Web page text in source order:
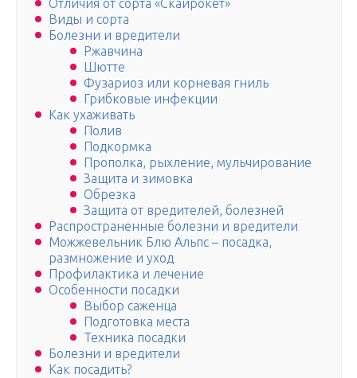
Отличия от сорта «Скайрокет»
Виды и сорта
Болезни и вредители
Ржавчина
Шютте
Фузариоз или корневая гниль
Грибковые инфекции
Как ухаживать
Полив
Подкормка
Прополка, рыхление, мульчирование
Защита и зимовка
Обрезка
Защита от вредителей, болезней
Распространенные болезни и вредители
Можжевельник Блю Альпс – посадка,
размножение и уход
Профилактика и лечение
Особенности посадки
Выбор саженца
Подготовка места
Техника посадки
Болезни и вредители
Как посадить?